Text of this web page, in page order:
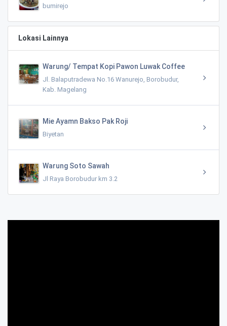
bumirejo
Lokasi Lainnya
Warung/ Tempat Kopi Pawon Luwak Coffee
Jl. Balaputradewa No.16 Wanurejo, Borobudur,
Kab. Magelang
Mie Ayamn Bakso Pak Roji
Biyetan
Warung Soto Sawah
Jl Raya Borobudur km 3.2